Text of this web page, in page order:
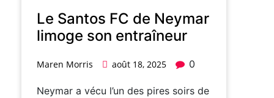
Le Santos FC de Neymar
limoge son entraîneur
Maren Morris août 18, 2025 0
Neymar a vécu l’un des pires soirs de